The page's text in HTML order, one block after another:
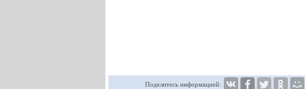
Поделитесь информацией: